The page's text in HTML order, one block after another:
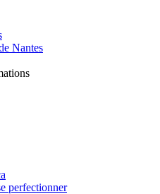
Nantes
perfectionner